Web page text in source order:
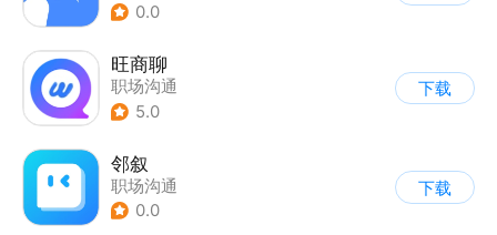
0.0
旺商聊
职场沟通
5.0
下载
邻叙
职场沟通
0.0
下载